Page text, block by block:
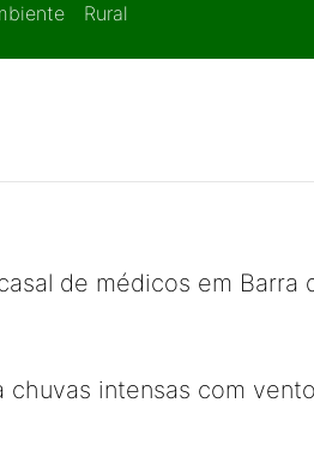
Rural
de médicos em Barra
intensas com